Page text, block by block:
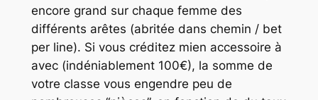
encore grand sur chaque femme des
différents arêtes (abritée dans chemin / bet
per line). Si vous créditez mien accessoire à
avec (indéniablement 100€), la somme de
votre classe vous engendre peu de